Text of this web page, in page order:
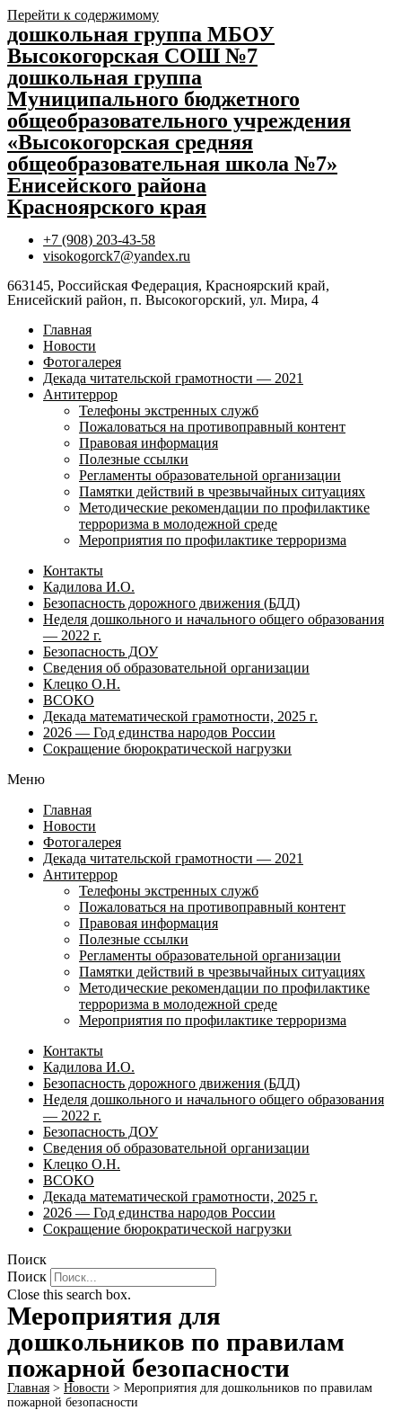
Перейти к содержимому
дошкольная группа МБОУ
Высокогорская СОШ №7
дошкольная группа
Муниципального бюджетного
общеобразовательного учреждения
«Высокогорская средняя
общеобразовательная школа №7»
Енисейского района
Красноярского края
+7 (908) 203-43-58
visokogorck7@yandex.ru
663145, Российская Федерация, Красноярский край,
Енисейский район, п. Высокогорский, ул. Мира, 4
Главная
Новости
Фотогалерея
Декада читательской грамотности — 2021
Антитеррор
Телефоны экстренных служб
Пожаловаться на противоправный контент
Правовая информация
Полезные ссылки
Регламенты образовательной организации
Памятки действий в чрезвычайных ситуациях
Методические рекомендации по профилактике
терроризма в молодежной среде
Мероприятия по профилактике терроризма
Контакты
Кадилова И.О.
Безопасность дорожного движения (БДД)
Неделя дошкольного и начального общего образования
— 2022 г.
Безопасность ДОУ
Сведения об образовательной организации
Клецко О.Н.
ВСОКО
Декада математической грамотности, 2025 г.
2026 — Год единства народов России
Сокращение бюрократической нагрузки
Меню
Главная
Новости
Фотогалерея
Декада читательской грамотности — 2021
Антитеррор
Телефоны экстренных служб
Пожаловаться на противоправный контент
Правовая информация
Полезные ссылки
Регламенты образовательной организации
Памятки действий в чрезвычайных ситуациях
Методические рекомендации по профилактике
терроризма в молодежной среде
Мероприятия по профилактике терроризма
Контакты
Кадилова И.О.
Безопасность дорожного движения (БДД)
Неделя дошкольного и начального общего образования
— 2022 г.
Безопасность ДОУ
Сведения об образовательной организации
Клецко О.Н.
ВСОКО
Декада математической грамотности, 2025 г.
2026 — Год единства народов России
Сокращение бюрократической нагрузки
Поиск
Поиск
Close this search box.
Мероприятия для
дошкольников по правилам
пожарной безопасности
Главная > Новости > Мероприятия для дошкольников по правилам
пожарной безопасности